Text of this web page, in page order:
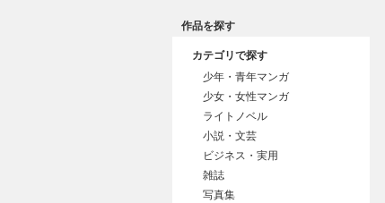
作品を探す
カテゴリで探す
少年・青年マンガ
少女・女性マンガ
ライトノベル
小説・文芸
ビジネス・実用
雑誌
写真集